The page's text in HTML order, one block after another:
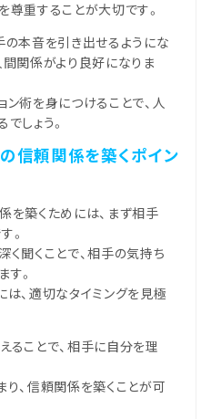
尊重することが大切です。
の本音を引き出せるようにな
間関係がより良好になりま
術を身につけることで、人
しょう。
信頼関係を築くポイン
を築くためには、まず相手
。
聞くことで、相手の気持ち
。
は、適切なタイミングを見極
ることで、相手に自分を理
、信頼関係を築くことが可